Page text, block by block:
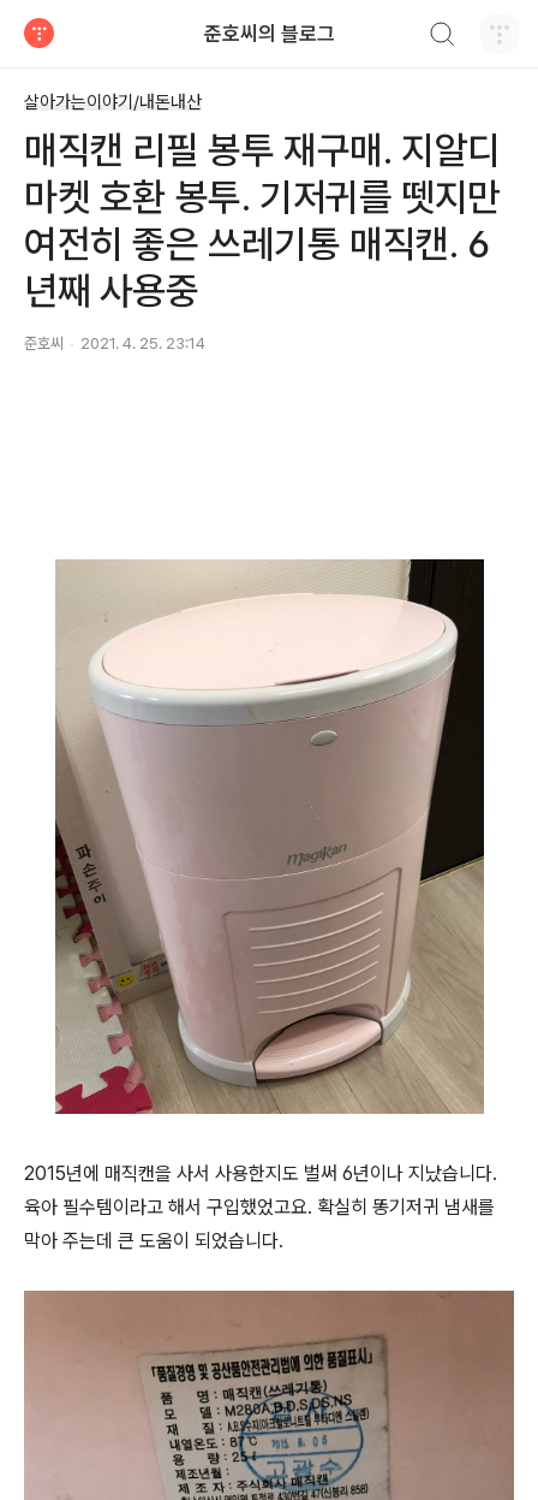
준호씨의 블로그
살아가는이야기/내돈내산
매직캔 리필 봉투 재구매. 지알디
마켓 호환 봉투. 기저귀를 뗏지만
여전히 좋은 쓰레기통 매직캔. 6
년째 사용중
준호씨 2021. 4. 25. 23:14
2015년에 매직캔을 사서 사용한지도 벌써 6년이나 지났습니다.
육아 필수템이라고 해서 구입했었고요. 확실히 똥기저귀 냄새를
막아 주는데 큰 도움이 되었습니다.